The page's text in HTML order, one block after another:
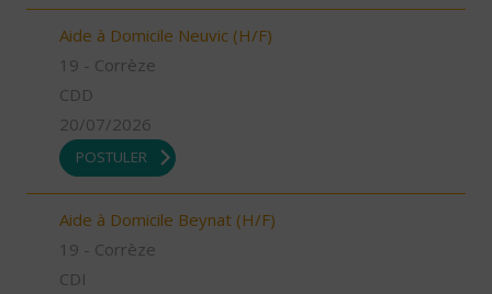
Aide à Domicile Neuvic (H/F)
19 - Corrèze
CDD
20/07/2026
POSTULER
Aide à Domicile Beynat (H/F)
19 - Corrèze
CDI